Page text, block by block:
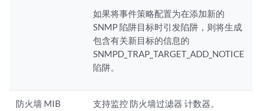
如果将事件策略配置为在添加新的
SNMP 陷阱目标时引发陷阱，则将生成
包含有关新目标的信息的
SNMPD_TRAP_TARGET_ADD_NOTICE
陷阱。
防火墙 MIB
支持监控 防火墙过滤器 计数器。